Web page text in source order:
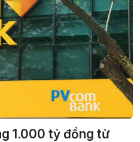
1.000 tỷ đồng từ